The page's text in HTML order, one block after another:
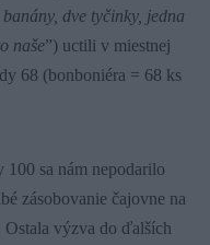
dve tyčinky, jedna
naše”) uctili v miestnej
68 (bonboniéra = 68 ks
sa nám nepodarilo
zásobovanie čajovne na
výzva do ďalších